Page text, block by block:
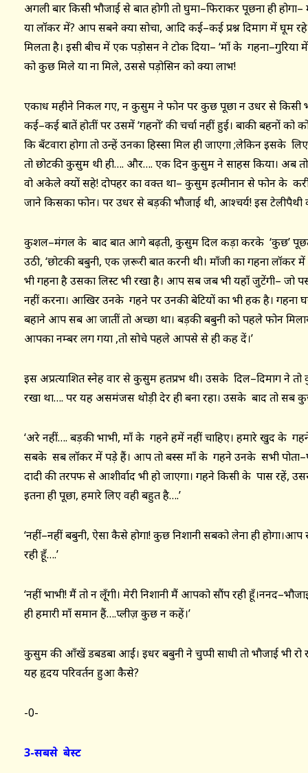
अगली बार किसी भौजाई से बात होगी तो घुमा–फिराकर पूछना ही
या लॉकर में? आप सबने क्या सोचा, आदि कई–कई प्रश्न दिमाग में घूम
मिलता है। इसी बीच में एक पड़ोसन ने टोक दिया– ‘माँ के
को कुछ मिले या ना मिले, उससे पड़ोसिन को क्या लाभ!
एकाध महीने निकल गए, न कुसुम ने फोन पर कुछ पूछा न उधर से
कई–कई बातें होतीं पर उसमें ‘गहनों’ की चर्चा नहीं हुई। बाकी बहनों को
कि बँटवारा होगा तो उन्हें उनका हिस्सा मिल ही जाएगा ;लेकिन इसके
तो छोटकी कुसुम थी ही…. और…. एक दिन कुसुम ने साहस किया। अब तो
वो अकेले क्यों सहे! दोपहर का वक्त था– कुसुम इत्मीनान से फोन के
जाने किसका फोन। पर उधर से बड़की भौजाई थी, आश्चर्य! इस टेलीपैथी
कुशल–मंगल के बाद बात आगे बढ़ती, कुसुम दिल कड़ा करके ‘कुछ’
उठी, ‘छोटकी बबुनी, एक ज़रूरी बात करनी थी। माँजी का गहना
भी गहना है उसका लिस्ट भी रखा है। आप सब जब भी यहाँ जुटेंगी– जो
नहीं करना। आखिर उनके गहने पर उनकी बेटियों का भी हक है। गहना घर
बहाने आप सब आ जातीं तो अच्छा था। बड़की बबुनी को पहले फोन
आपका नम्बर लग गया ,तो सोचे पहले आपसे से ही कह दें।’
इस अप्रत्याशित स्नेह वार से कुसुम हतप्रभ थी। उसके दिल–दिमाग ने तो
रखा था…. पर यह असमंजस थोड़ी देर ही बना रहा। उसके बाद तो सब
‘अरे नहीं…. बड़की भाभी, माँ के गहने हमें नहीं चाहिए। हमारे खुद के
सबके सब लॉकर में पड़े हैं। आप तो बस्स माँ के गहने उनके सभी
दादी की तरपफ से आशीर्वाद भी हो जाएगा। गहने किसी के पास रहें,
इतना ही पूछा, हमारे लिए वही बहुत है….’
‘नहीं–नहीं बबुनी, ऐसा कैसे होगा! कुछ निशानी सबको लेना ही
रही हूँ….’
‘नहीं भाभी! मैं तो न लूँगी। मेरी निशानी मैं आपको सौंप रही
ही हमारी माँ समान हैं….प्लीज़ कुछ न कहें।’
कुसुम की आँखें डबडबा आईं। इधर बबुनी ने चुप्पी साधी तो भौजाई भी रो
यह हृदय परिवर्तन हुआ कैसे?
-0-
3-सबसे बेस्ट